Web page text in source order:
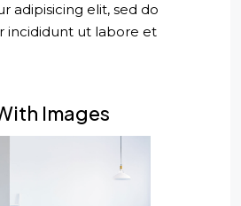
adipisicing elit, sed do
incididunt ut labore et
Images